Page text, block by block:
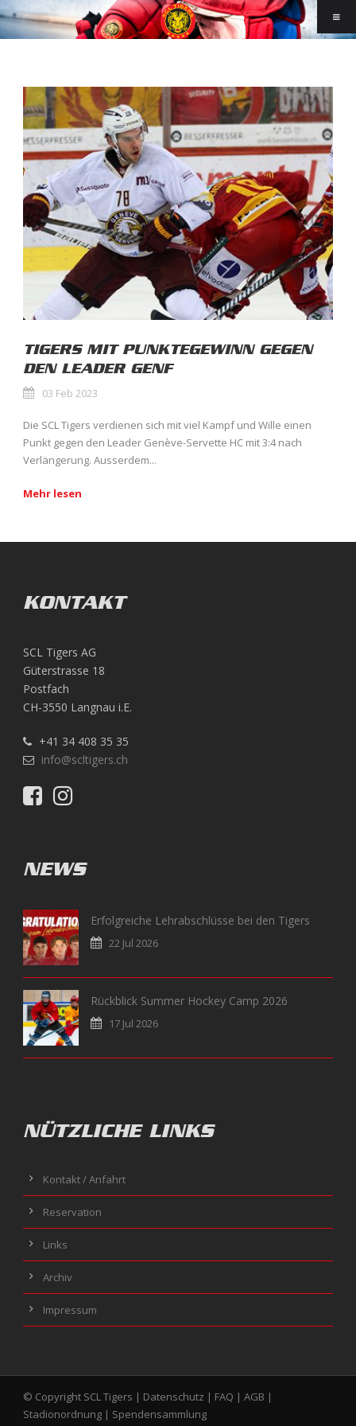
TIGERS MIT PUNKTEGEWINN GEGEN
DEN LEADER GENF
03 Feb 2023
Die SCL Tigers verdienen sich mit viel Kampf und Wille einen
Punkt gegen den Leader Genève-Servette HC mit 3:4 nach
Verlängerung. Ausserdem...
Mehr lesen
KONTAKT
SCL Tigers AG
Güterstrasse 18
Postfach
CH-3550 Langnau i.E.
+41 34 408 35 35
info@scltigers.ch
NEWS
Erfolgreiche Lehrabschlüsse bei den Tigers
22 Jul 2026
Rückblick Summer Hockey Camp 2026
17 Jul 2026
NÜTZLICHE LINKS
Kontakt / Anfahrt
Reservation
Links
Archiv
Impressum
© Copyright SCL Tigers | Datenschutz | FAQ | AGB |
Stadionordnung | Spendensammlung